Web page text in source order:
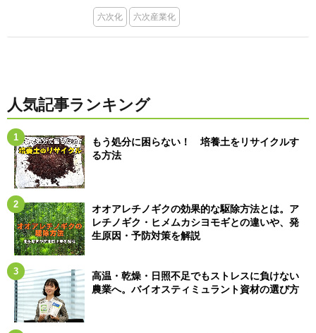
六次化 六次産業化
人気記事ランキング
もう処分に困らない！ 培養土をリサイクルす
る方法
オオアレチノギクの効果的な駆除方法とは。ア
レチノギク・ヒメムカシヨモギとの違いや、発
生原因・予防対策を解説
高温・乾燥・日照不足でもストレスに負けない
農業へ。バイオスティミュラント資材の選び方